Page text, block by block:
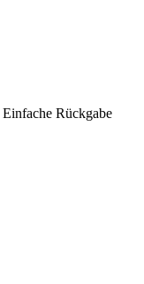
Einfache Rückgabe